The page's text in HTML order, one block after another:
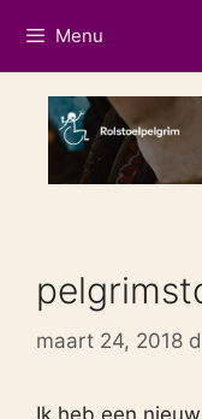
naar
de
inhoud
Menu
maart 24, 2018
Ik heb een